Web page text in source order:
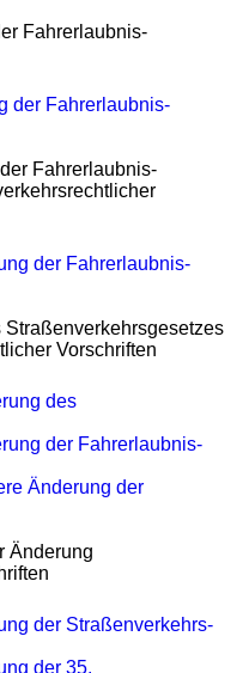
Fahrerlaubnis-
der Fahrerlaubnis-
Fahrerlaubnis-
der Fahrerlaubnis-
Straßenverkehrsgesetzes
Vorschriften
des
der Fahrerlaubnis-
Änderung der
Änderung
der Straßenverkehrs-
der 35.